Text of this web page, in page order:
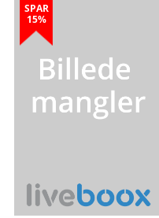
SPAR
15%